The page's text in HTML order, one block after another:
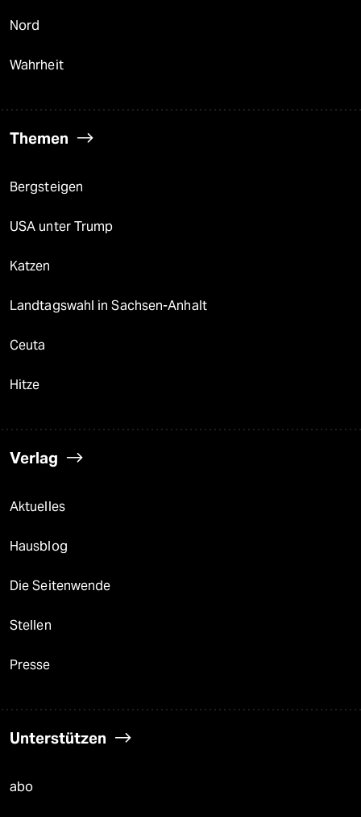
Nord
Wahrheit
Themen
Bergsteigen
USA unter Trump
Katzen
Landtagswahl in Sachsen-Anhalt
Ceuta
Hitze
Verlag
Aktuelles
Hausblog
Die Seitenwende
Stellen
Presse
Unterstützen
abo